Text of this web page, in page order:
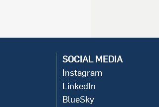
SOCIAL MEDIA
Instagram
LinkedIn
BlueSky